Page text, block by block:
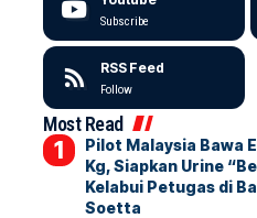
Subscribe
RSS Feed
Follow
Most Read
Pilot Malaysia Bawa
Kg, Siapkan Urine
Kelabui Petugas di
Soetta